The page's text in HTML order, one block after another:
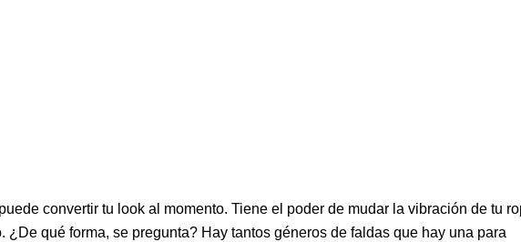
convertir tu look al momento. Tiene el poder de mudar la vibración de tu
¿De qué forma, se pregunta? Hay tantos géneros de faldas que hay una para